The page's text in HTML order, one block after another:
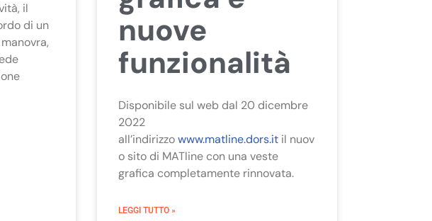
il
di un
nuove
funzionalità
Disponibile sul web dal 20 dicembre
2022
all’indirizzowww.matline.dors.it il nuov
o sito di MATline con una veste
grafica completamente rinnovata.
LEGGI TUTTO »